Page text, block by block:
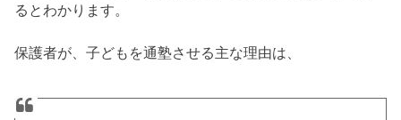
るとわかります。
保護者が、子どもを通塾させる主な理由は、